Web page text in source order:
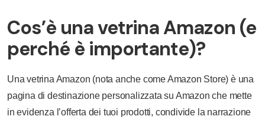
Cos’è una vetrina Amazon (e
perché è importante)?
Una vetrina Amazon (nota anche come Amazon Store) è una
pagina di destinazione personalizzata su Amazon che mette
in evidenza l’offerta dei tuoi prodotti, condivide la narrazione